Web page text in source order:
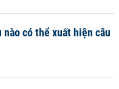
có thể xuất hiện câu